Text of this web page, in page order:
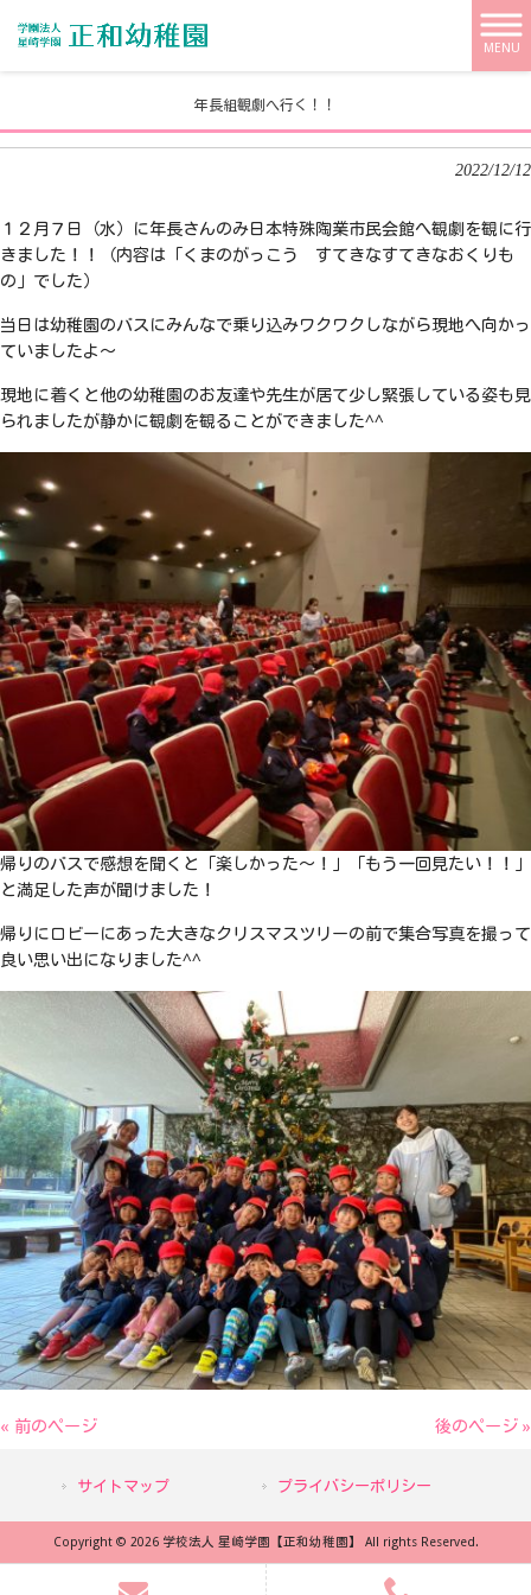
MENU
学校法人 星崎学園【正和幼稚園】 HOME 年長組観劇へ行く！！
年長組観劇へ行く！！
2022/12/12
１２月７日（水）に年長さんのみ日本特殊陶業市民会館へ観劇を観に行
きました！！（内容は「くまのがっこう すてきなすてきなおくりも
の」でした）
当日は幼稚園のバスにみんなで乗り込みワクワクしながら現地へ向かっ
ていましたよ〜
現地に着くと他の幼稚園のお友達や先生が居て少し緊張している姿も見
られましたが静かに観劇を観ることができました^^
帰りのバスで感想を聞くと「楽しかった〜！」「もう一回見たい！！」
と満足した声が聞けました！
帰りにロビーにあった大きなクリスマスツリーの前で集合写真を撮って
良い思い出になりました^^
« 前のページ 後のページ »
サイトマップ プライバシーポリシー
Copyright © 2026 学校法人 星崎学園【正和幼稚園】 All rights Reserved.